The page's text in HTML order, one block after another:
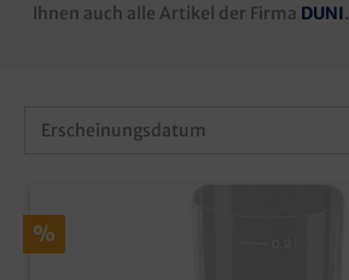
Ihnen auch alle Artikel der Firma DUNI.
%